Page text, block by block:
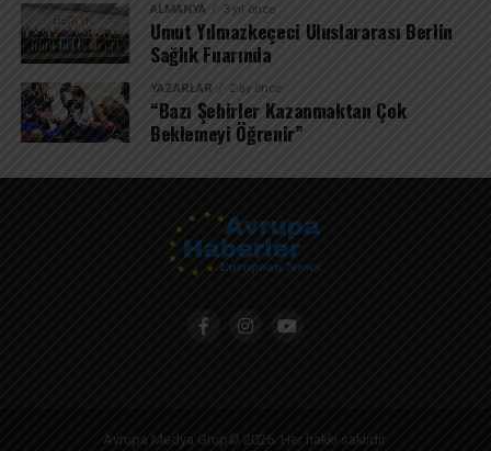
#umutyılmazkeçeci
#umutyilmazkececi
ALMANYA 3 yıl önce
Umut Yılmazkeçeci Uluslararası Berlin
Sağlık Fuarında
YAZARLAR 2 ay önce
“Bazı Şehirler Kazanmaktan Çok
Beklemeyi Öğrenir”
Avrupa Medya Grup© 2026. Her hakkı saklıdır.